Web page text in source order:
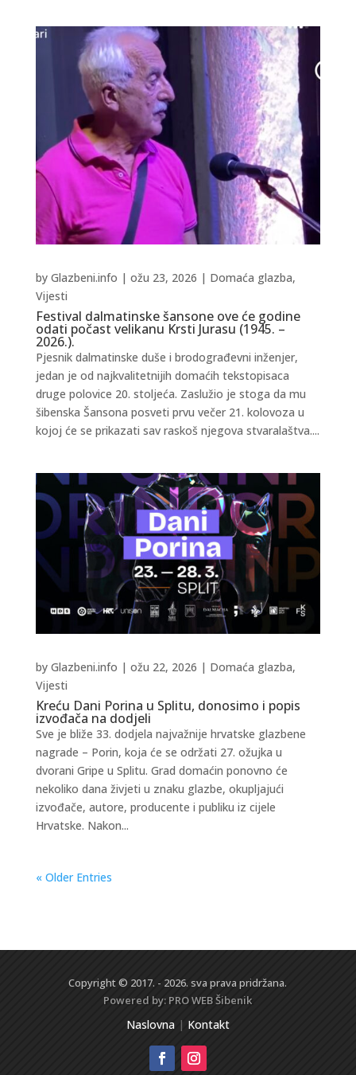
Festival dalmatinske šansone ove će godine
odati počast velikanu Krsti Jurasu (1945. –
2026.).
by Glazbeni.info | ožu 23, 2026 | Domaća glazba,
Vijesti
Pjesnik dalmatinske duše i brodograđevni inženjer,
jedan je od najkvalitetnijih domaćih tekstopisaca
druge polovice 20. stoljeća. Zaslužio je stoga da mu
šibenska Šansona posveti prvu večer 21. kolovoza u
kojoj će se prikazati sav raskoš njegova stvaralaštva....
Kreću Dani Porina u Splitu, donosimo i popis
izvođača na dodjeli
by Glazbeni.info | ožu 22, 2026 | Domaća glazba,
Vijesti
Sve je bliže 33. dodjela najvažnije hrvatske glazbene
nagrade – Porin, koja će se održati 27. ožujka u
dvorani Gripe u Splitu. Grad domaćin ponovno će
nekoliko dana živjeti u znaku glazbe, okupljajući
izvođače, autore, producente i publiku iz cijele
Hrvatske. Nakon...
« Older Entries
Copyright © 2017. - 2026. sva prava pridržana.
Powered by: PRO WEBŠibenik
Naslovna| Kontakt